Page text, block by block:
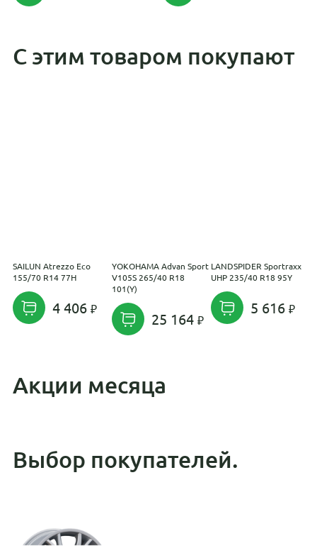
С этим товаром покупают
SAILUN Atrezzo Eco
155/70 R14 77H
4 406
YOKOHAMA Advan Sport
V105S 265/40 R18
101(Y)
25 164
LANDSPIDER Sportraxx
UHP 235/40 R18 95Y
5 616
Акции месяца
Выбор покупателей.